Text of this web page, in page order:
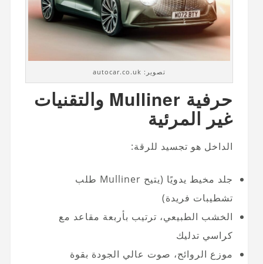
تصوير: autocar.co.uk
حرفية Mulliner والتقنيات
غير المرئية
الداخل هو تجسيد للرقة:
جلد مخيط يدويًا (يتيح Mulliner طلب
تشطيبات فريدة)
الخشب الطبيعي، ترتيب بأربعة مقاعد مع
كراسي تدليك
موزع الروائح، صوت عالي الجودة بقوة